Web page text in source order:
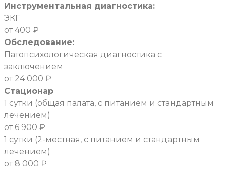
Инструментальная диагностика:
ЭКГ
от 400 ₽
Обследование:
Патопсихологическая диагностика с
заключением
от 24 000 ₽
Стационар
1 сутки (общая палата, с питанием и стандартным
лечением)
от 6 900 ₽
1 сутки (2-местная, с питанием и стандартным
лечением)
от 8 000 ₽